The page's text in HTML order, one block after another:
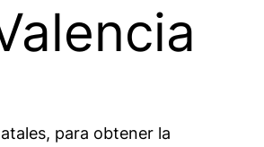
para obtener la